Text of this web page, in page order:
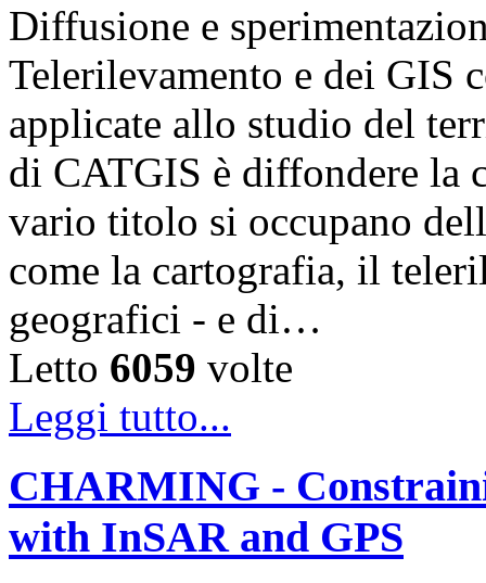
Diffusione e
Telerilevamento e dei GIS
applicate allo studio del
di CATGIS è diffondere la
vario titolo si occupano
come la cartografia, il
geografici - e di…
Letto 6059 volte
Leggi tutto...
CHARMING -
with InSAR and GPS